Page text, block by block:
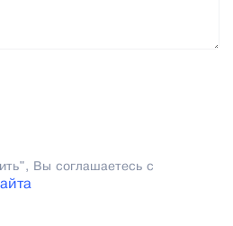
Вы соглашаетесь с